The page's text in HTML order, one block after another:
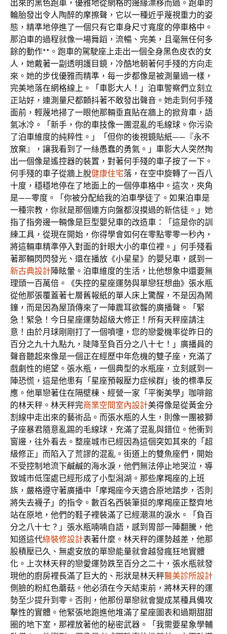
出來的黑色跑車，優雅地從網格的邊緣漂移而過。跑車的
輪胎發出令人陶醉的摩擦聲，它以一種近乎蔑視重力的姿
態，精準地停進了一個只有它車身尺寸寬度的停車格中。
那泊車的過程就像一場舞蹈，流暢、完美，且毫無任何多
餘的動作**。跑車的駕駛座上走出一個全身黑色皮衣的女
人，她戴著一副透明護目鏡，冷酷地朝著何手殘的方向走
來。她的步伐優雅而精準，每一步都像是被測量過一樣，
完美地落在網格線上。「車影大人！」泊車警察們立刻立
正站好，連測量尺都顫抖著不敢發出聲音。她走到何手殘
面前，輕蔑地掃了一眼他那輛垂直貼在牆上的掀背車，語
氣冰冷。「新手，你的車技像一團混亂的毛線球。你污染
了泊車維度的純粹性。」「但你的後視鏡貼紙——『永不
放棄』，讓我看到了一絲愚蠢的勇氣。」車影大人突然掏
出一個像是遙控器的裝置，對著何手殘的車子按了一下。
何手殘的車子從牆上脫健康住宅落，在空中旋轉了一百八
十度，穩穩地停在了地面上的一個停車格中。這次，夾角
是——零度。「你被分配給我的泊車學徒了。如果泊車是
一種宗教，你就是那個連方向盤都沒摸過的新信徒。」她
指了指旁邊一輛像是巨型嬰兒車的改造車：「這是你的訓
練工具，從現在開始，你得學會如何在零點零零一秒內，
將這輛車精準停入對面的針眼大小的車位裡。」何手殘看
著那輛閃閃發光、還在播放《小星星》的嬰兒車，感到一
新古典設計陣眩暈。泊車維度的生活，比他想象中還要無
理頭一百萬倍。《失控的星座運勢與單戀狂想曲》張水瓶
從他那張覆蓋著七層舊報紙的單人床上驚醒，不是因為鬧
鐘，而是因為屋頂傳來了一陣震耳欲聾的廣播聲。「緊
急！緊急！今日星座運勢超級大修正！所有天秤座請注
意！由於月球剛剛打了一個噴嚏，您的戀愛機率從昨日的
百分之九十九點九，陡降至負百分之八十七！」廣播員的
聲音聽起來像是一個正在經歷中年危機的雙子座，充滿了
戲劇性的絕望。張水瓶，一個典型的水瓶座，立刻感到一
陣恐慌，這是他患有「星座預報壓力症候群」後的標準反
應。他單戀著住在隔壁棟、經營一家「平衡美學」咖啡館
的林天秤。林天秤完商業空間室內設計美得像是從黃金分
割線中走出來的藝術品。而張水瓶的人生，則像一團被獅
子座暴君隨意亂踢的毛線球，充滿了混亂與錯位。他衝到
窗邊，往外看去。整座城市已經因為這個突如其來的「超
級修正」而陷入了荒謬的混亂。街道上的雙魚座們，開始
不受控制地流下鹹鹹的海水淚，他們無法停止地哭泣，導
致城市低窪處已經形成了小型潟湖。那些摩羯座的上班
族，嚴格遵守著廣播中「摩羯座今天適合原地踏步，否則
將失去襪子」的指令。數百名西裝筆挺的摩羯座正整齊地
站在原地，他們的鞋子裡裝滿了已經潮濕的淚水。「負百
分之八十七？」張水瓶喃喃自語，感到胃部一陣翻騰，他
知道這代綠裝修設計表著什麼。林天秤的運勢越差，他那
股積壓已久、無處安放的單戀能量就會越發瘋狂地實體
化。上次林天秤的戀愛運勢跌至百分之二十，張水瓶就發
現他的廚房裡長滿了巨大的、形狀是林天秤醫美診所設計
側臉的粉紅色蘑菇。他必須在今天結束前，將林天秤的運
勢至少提升到零。否則，他那份單戀就會變成某種具備攻
擊性的實體。他緊張地跑進他堆滿了星座圖表和過期甜甜
圈的地下室，那裡放著他的秘密武器。「我需要星象學輔